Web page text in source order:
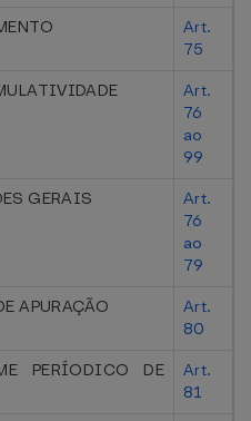
Art.
75
Art.
76
ao
99
GERAIS
Art.
76
ao
79
APURAÇÃO
Art.
80
PERÍODICO DE
Art.
81